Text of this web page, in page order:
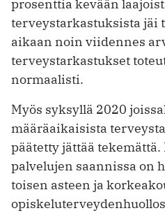
prosenttia kevään
terveystarkastuksista jäi
aikaan noin viidennes
terveystarkastukset
normaalisti.
Myös syksyllä 2020
määräaikaisista
päätetty jättää
palvelujen saannissa on
toisen asteen ja